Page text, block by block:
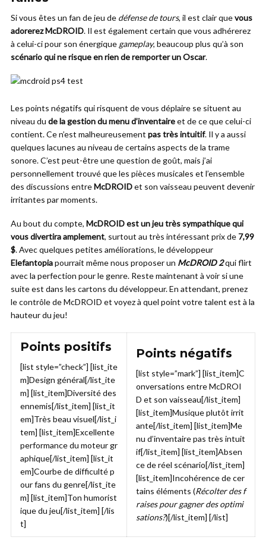
Si vous êtes un fan de jeu de défense de tours, il est clair quevous
adorerez McDROID. Il est également certain que vous adhérerez
à celui-ci pour son énergique gameplay, beaucoup plus qu’à son
scénario qui ne risque en rien de remporter un Oscar.
Les points négatifs qui risquent de vous déplaire se situent au
niveau du de la gestion du menu d’inventaireet de ce que celui-ci
contient. Ce n’est malheureusement pas très intuitif. Il y a aussi
quelques lacunes au niveau de certains aspects de la trame
sonore. C’est peut-être une question de goût, mais j’ai
personnellement trouvé que les pièces musicales et l’ensemble
des discussions entreMcDROIDet son vaisseau peuvent devenir
irritantes par moments.
Au bout du compte, McDROID est un jeu très sympathique qui
vous divertira amplement, surtout au très intéressant prix de 7,99
$. Avec quelques petites améliorations, le développeur
Elefantopiapourrait même nous proposer un McDROID 2qui flirt
avec la perfection pour le genre. Reste maintenant à voir si une
suite est dans les cartons du développeur. En attendant, prenez
le contrôle de McDROID et voyez à quel point votre talent est à la
hauteur du jeu!
Points positifs
[list style=”check”] [list_ite
m]Design général[/list_ite
m] [list_item]Diversité des
ennemis[/list_item] [list_it
em]Très beau visuel[/list_i
tem] [list_item]Excellente
performance du moteur gr
aphique[/list_item] [list_it
em]Courbe de difficulté p
our fans du genre[/list_ite
m] [list_item]Ton humorist
ique du jeu[/list_item] [/lis
t]
Points négatifs
[list style=”mark”] [list_item]C
onversations entre McDROI
D et son vaisseau[/list_item]
[list_item]Musique plutôt irrit
ante[/list_item] [list_item]Me
nu d’inventaire pas très intuit
if[/list_item] [list_item]Absen
ce de réel scénario[/list_item]
[list_item]Incohérence de cer
tains éléments (Récolter des f
raises pour gagner des optimi
sations?)[/list_item] [/list]